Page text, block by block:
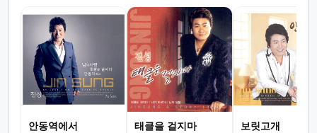
안동역에서 태클을 걸지마 보릿고개